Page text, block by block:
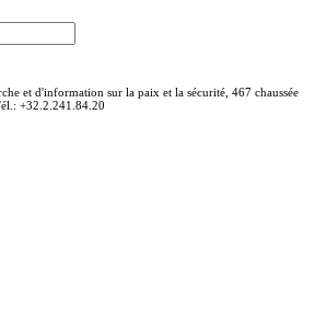
et d'information sur la paix et la sécurité, 467 chaussée
+32.2.241.84.20